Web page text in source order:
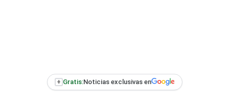
+ Gratis:Noticias exclusivas en